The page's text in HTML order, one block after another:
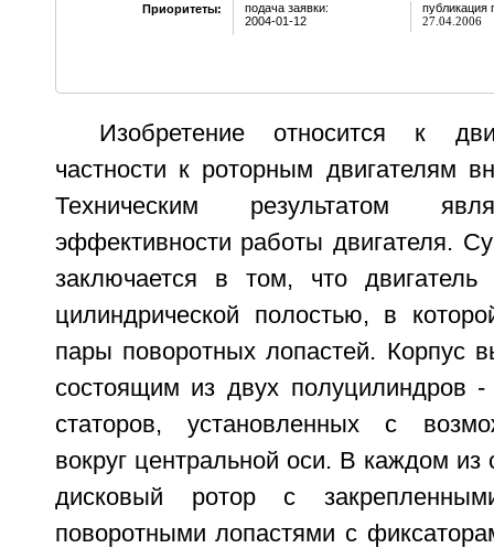
Приоритеты:
подача заявки:
2004-01-12
публикация
27.04.2006
Изобретение относится к
частности к роторным двигателям
Техническим результатом
эффективности работы двигателя.
заключается в том, что
цилиндрической полостью, в
пары поворотных лопастей. Корпус
состоящим из двух полуцилиндров -
статоров, установленных с
вокруг центральной оси. В каждом из
дисковый ротор с
поворотными лопастями с